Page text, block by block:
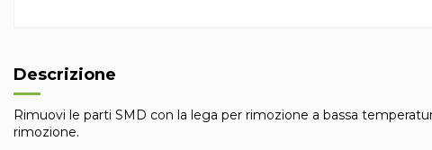
Descrizione
Rimuovi le parti SMD con la lega per rimozione a bassa
rimozione.